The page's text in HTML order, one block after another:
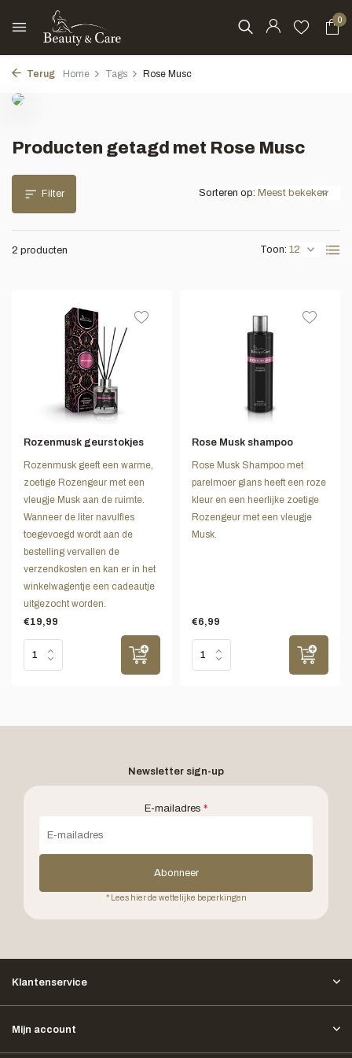
0
Terug Home Tags Rose Musc
Producten getagd met Rose Musc
Filter
2 producten Toon:
Sorteren op:
Rozenmusk geurstokjes
Rozenmusk geeft een warme,
zoetige Rozengeur met een
vleugje Musk aan de ruimte.
Wanneer de liter navulfles
toegevoegd wordt aan de
bestelling vervallen de
verzendkosten en kan er in het
winkelwagentje een cadeautje
uitgezocht worden.
€19,99
Rose Musk shampoo
Rose Musk Shampoo met
parelmoer glans heeft een roze
kleur en een heerlijke zoetige
Rozengeur met een vleugje
Musk.
€6,99
Newsletter sign-up
E-mailadres *
Abonneer
* Lees hier de wettelijke beperkingen
Klantenservice
Mijn account